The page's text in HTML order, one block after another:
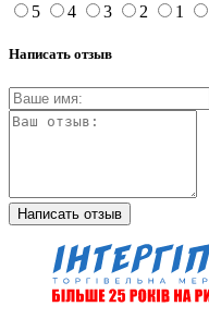
5
4 3 2 1
Написать отзыв
Написать отзыв